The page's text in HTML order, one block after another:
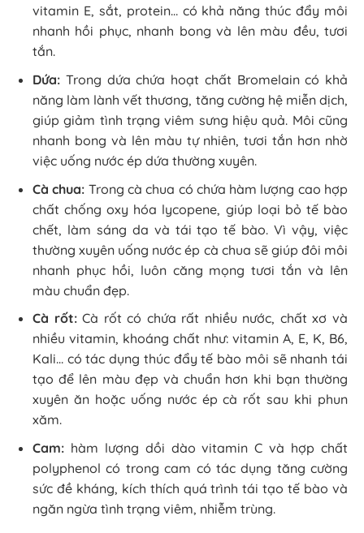
vitamin E, sắt, protein… có khả năng thúc đẩy môi
nhanh hồi phục, nhanh bong và lên màu đều, tươi
tắn.
Dứa: Trong dứa chứa hoạt chất Bromelain có khả
năng làm lành vết thương, tăng cường hệ miễn dịch,
giúp giảm tình trạng viêm sưng hiệu quả. Môi cũng
nhanh bong và lên màu tự nhiên, tươi tắn hơn nhờ
việc uống nước ép dứa thường xuyên.
Cà chua: Trong cà chua có chứa hàm lượng cao hợp
chất chống oxy hóa lycopene, giúp loại bỏ tế bào
chết, làm sáng da và tái tạo tế bào. Vì vậy, việc
thường xuyên uống nước ép cà chua sẽ giúp đôi môi
nhanh phục hồi, luôn căng mọng tươi tắn và lên
màu chuẩn đẹp.
Cà rốt:Cà rốt có chứa rất nhiều nước, chất xơ và
nhiều vitamin, khoáng chất như: vitamin A, E, K, B6,
Kali… có tác dụng thúc đẩy tế bào môi sẽ nhanh tái
tạo để lên màu đẹp và chuẩn hơn khi bạn thường
xuyên ăn hoặc uống nước ép cà rốt sau khi phun
xăm.
Cam: hàm lượng dồi dào vitamin C và hợp chất
polyphenol có trong cam có tác dụng tăng cường
sức đề kháng, kích thích quá trình tái tạo tế bào và
ngăn ngừa tình trạng viêm, nhiễm trùng.